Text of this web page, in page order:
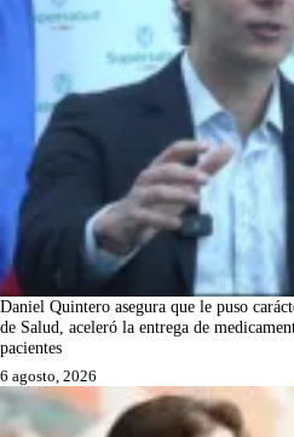
Daniel Quintero asegura que le puso
de Salud, aceleró la entrega de
pacientes
6 agosto, 2026